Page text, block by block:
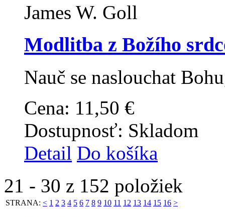
James W. Goll
Modlitba z Božího
Nauč se naslouchat
Cena: 11,50 €
Dostupnosť: Skladom
Detail Do košíka
21 - 30 z 152 položiek
STRANA: < 1 2 3 4 5 6 7 8 9 10 11 12 13 14 15 16 >